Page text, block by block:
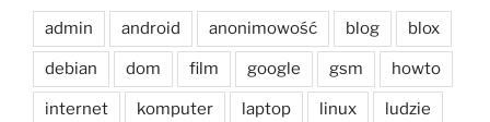
admin android anonimowość blog blox
debian dom film google gsm howto
internet komputer laptop linux ludzie